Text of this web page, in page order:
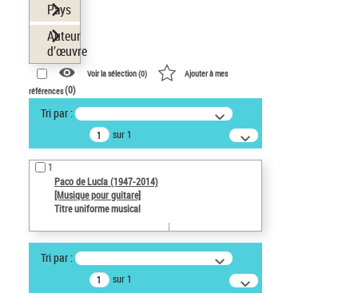
Pays
Auteur
d’œuvre
Voir la sélection (0)
Ajouter à mes
références(0)
Tri par :
sur 1
1
Paco de Lucía (1947-2014)
[Musique pour guitare]
Titre uniforme musical
Tri par :
sur 1